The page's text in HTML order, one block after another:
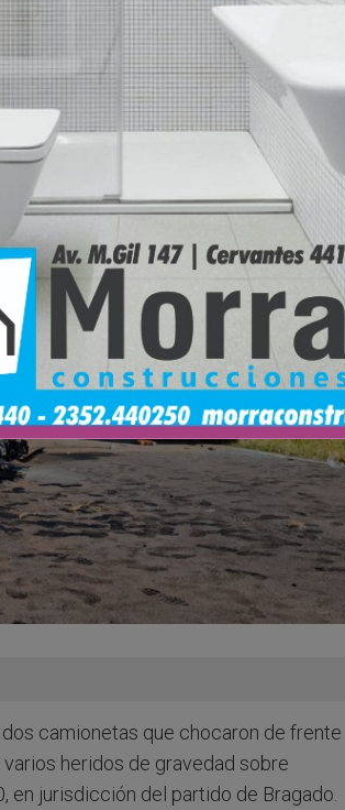
chocaron de
dos
camionetas que chocaron de frente
heridos de gravedad sobre
en jurisdicción del partido de Bragado.